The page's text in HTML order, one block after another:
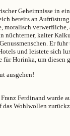
Geheimnisse in
bereits an
moralisch
nüchterner, kalter
Er
und leistete sich
für Horinka, um diesen
ausgehen!
Ferdinand wurde
das Wohlwollen